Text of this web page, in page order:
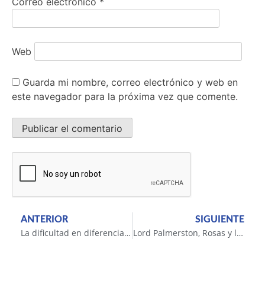
Web
Guarda mi nombre, correo electrónico y web en
este navegador para la próxima vez que comente.
ANTERIOR
La dificultad en diferenciar al mensajero del mensaje
SIGUIENTE
Lord Palmerston, Rosas y las Malvinas